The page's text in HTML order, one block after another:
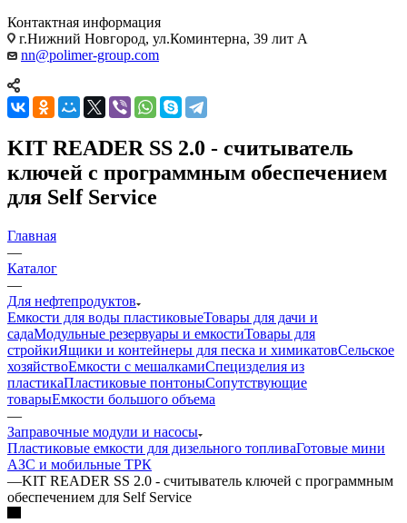
Контактная информация
г.Нижний Новгород, ул.Коминтерна, 39 лит А
nn@polimer-group.com
KIT READER SS 2.0 - считыватель
ключей с программным обеспечением
для Self Service
Главная
—
Каталог
—
Для нефтепродуктов
Емкости для воды пластиковыеТовары для дачи и
садаМодульные резервуары и емкостиТовары для
стройкиЯщики и контейнеры для песка и химикатовСельское
хозяйствоЕмкости с мешалкамиСпецизделия из
пластикаПластиковые понтоныСопутствующие
товарыЕмкости большого объема
—
Заправочные модули и насосы
Пластиковые емкости для дизельного топливаГотовые мини
АЗС и мобильные ТРК
—KIT READER SS 2.0 - считыватель ключей с программным
обеспечением для Self Service